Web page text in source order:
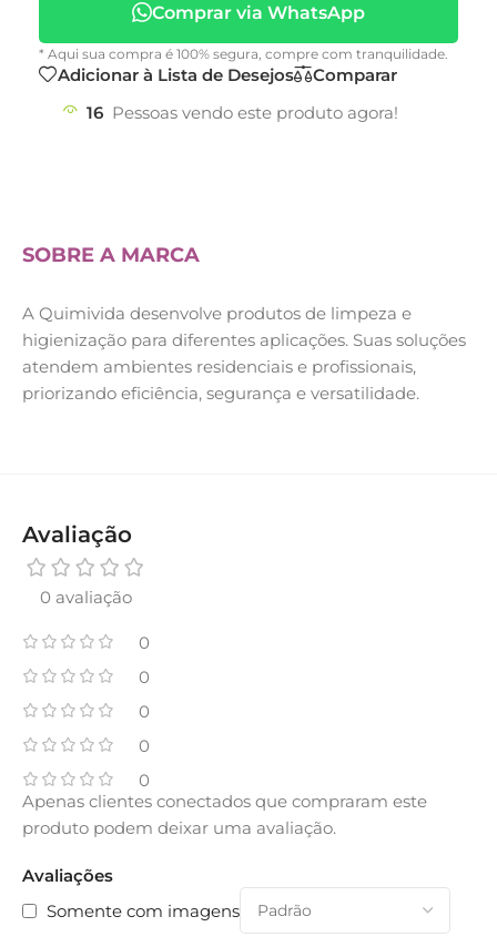
Comprar via WhatsApp
* Aqui sua compra é 100% segura, compre com tranquilidade.
Adicionar à Lista de Desejos
Comparar
16 Pessoas vendo este produto agora!
SOBRE A MARCA
A Quimivida desenvolve produtos de limpeza e
higienização para diferentes aplicações. Suas soluções
atendem ambientes residenciais e profissionais,
priorizando eficiência, segurança e versatilidade.
Avaliação
0 avaliação
0
0
0
0
0
Avaliações
Somente com imagens
Apenas clientes conectados que compraram este
produto podem deixar uma avaliação.